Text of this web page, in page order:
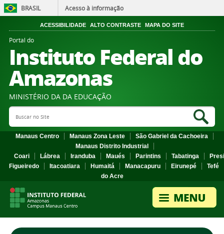
BRASIL Acesso à informação
ACESSIBILIDADE ALTO CONTRASTE MAPA DO SITE
Portal do
Instituto Federal do
Amazonas
MINISTÉRIO DA DA EDUCAÇÃO
Search Site
Manaus Centro Manaus Zona Leste
São Gabriel da Cachoeira
Manaus Distrito Industrial
Coari
Lábrea Iranduba Maués Parintins Tabatinga
Figueiredo
Itacoatiara Humaitá Manacapuru Eirunepé
Tefé
do Acre